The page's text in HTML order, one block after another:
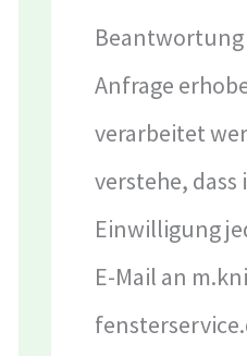
Anfrage
verarbeitet
verstehe, dass
Einwilligung
E-Mail an